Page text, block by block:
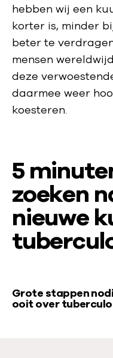
hebben wij een
korter is, minder
beter te
mensen
deze
daarmee weer
koesteren.
5
zoeken
nieuwe
V
i
Grote stappen
ooit over